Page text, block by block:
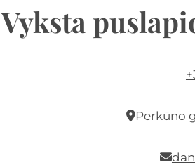
Vyksta
Perkūno